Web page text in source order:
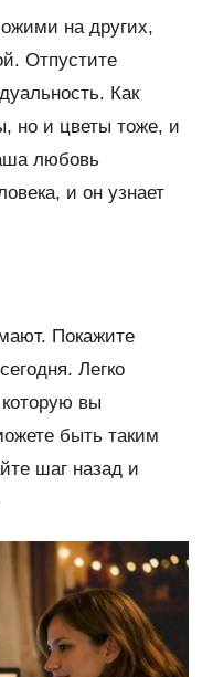
на других,
Отпустите
Как
но и цветы тоже, и
любовь
и он узнает
Покажите
Легко
вы
быть таким
шаг назад и